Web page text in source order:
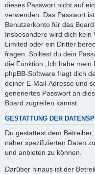
dieses Passwort nicht auf
verwenden. Das Passwort
Benutzerkonto für das
Insbesondere wird dich kein
Limited oder ein Dritter
fragen. Solltest du dein
die Funktion „Ich habe mein
phpBB-Software fragt dich
deiner E-Mail-Adresse und
generiertes Passwort an
Board zugreifen kannst.
GESTATTUNG DER
Du gestattest dem
näher spezifizierten Daten
und anbieten zu können.
Darüber hinaus ist der